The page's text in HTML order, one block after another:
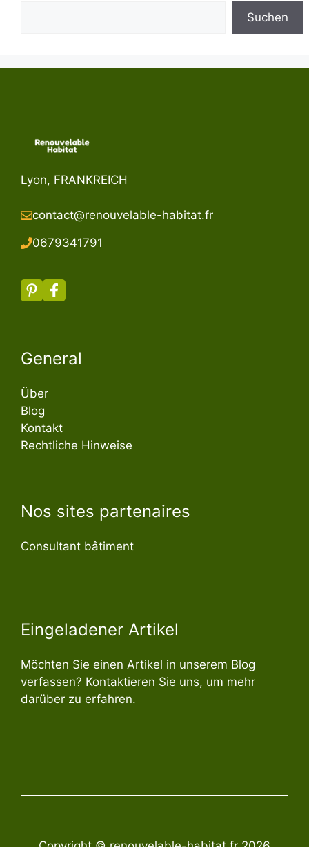
Suchen
Lyon, FRANKREICH
contact@renouvelable-habitat.fr
0679341791
General
Über
Blog
Kontakt
Rechtliche Hinweise
Nos sites partenaires
Consultant bâtiment
Eingeladener Artikel
Möchten Sie einen Artikel in unserem Blog
verfassen? Kontaktieren Sie uns, um mehr
darüber zu erfahren.